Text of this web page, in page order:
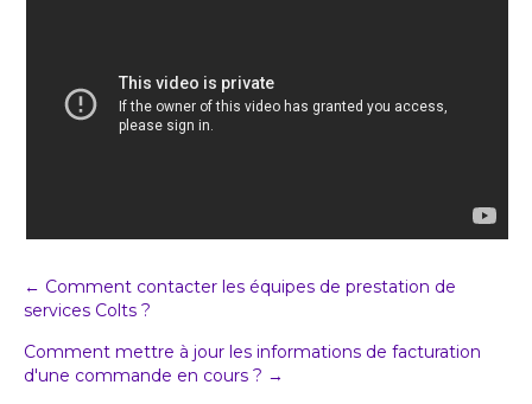
Post
navigation
← Comment contacter les équipes de prestation de
services Colts ?
Comment mettre à jour les informations de facturation
d'une commande en cours ? →